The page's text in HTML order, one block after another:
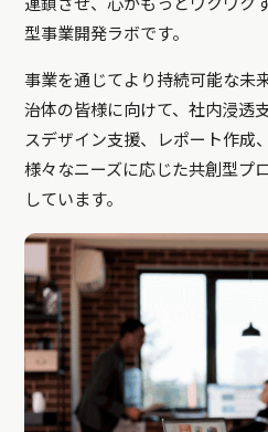
連鎖させ、心がもっとワクワク
型事業開発ラボです。
事業を通じてより持続可能な未
治体の皆様に向けて、社内浸透
スデザイン支援、レポート作成
様々なニーズに応じた共創型プ
しています。